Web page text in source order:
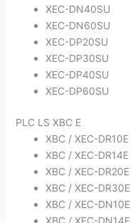
XEC-DN40SU
XEC-DN60SU
XEC-DP20SU
XEC-DP30SU
XEC-DP40SU
XEC-DP60SU
PLC LS XBC E
XBC / XEC-DR10E
XBC / XEC-DR14E
XBC / XEC-DR20E
XBC / XEC-DR30E
XBC / XEC-DN10E